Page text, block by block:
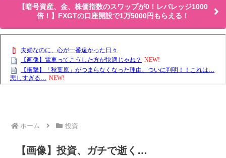
【暗号資産、金、株価指数のスワップが0！レバレッジ1000
倍！】FXGTの口座開設で1万5000円もらえる！
ホーム 投資
【画像】投資、ガチで逝く…